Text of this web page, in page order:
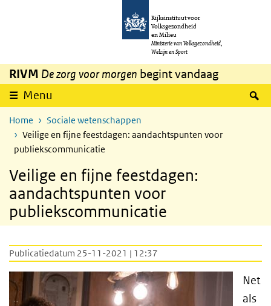
Overslaan en naar de inhoud gaan
Rijksinstituut voor
Volksgezondheid
en Milieu
Ministerie van Volksgezondheid,
Welzijn en Sport
RIVM De zorg voor morgen begint vandaag
Menu
Home
Sociale wetenschappen
Veilige en fijne feestdagen: aandachtspunten voor
publiekscommunicatie
Veilige en fijne feestdagen:
aandachtspunten voor
publiekscommunicatie
Publicatiedatum 25-11-2021 | 12:37
Net
als